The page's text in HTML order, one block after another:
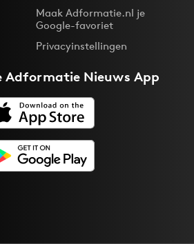
Maak Adformatie.nl je
Google-favoriet
Privacyinstellingen
Adformatie Nieuws App